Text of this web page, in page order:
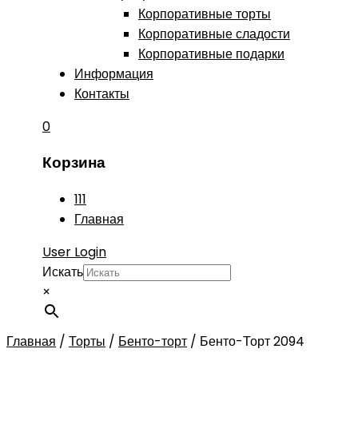
Корпоративные торты
Корпоративные сладости
Корпоративные подарки
Информация
Контакты
0
Корзина
111
Главная
User Login
Искать
×
Главная / Торты / Бенто-торт / Бенто-Торт 2094